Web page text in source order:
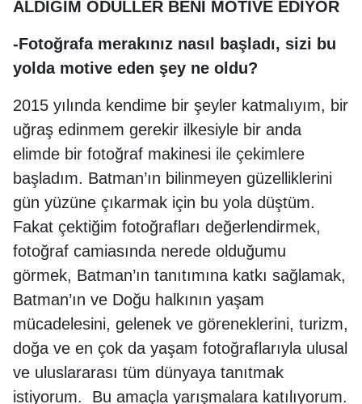
ALDIĞIM ÖDÜLLER BENİ MOTİVE EDİYOR
-Fotoğrafa merakınız nasıl başladı, sizi bu
yolda motive eden şey ne oldu?
2015 yılında kendime bir şeyler katmalıyım, bir
uğraş edinmem gerekir ilkesiyle bir anda
elimde bir fotoğraf makinesi ile çekimlere
başladım. Batman’ın bilinmeyen güzelliklerini
gün yüzüne çıkarmak için bu yola düştüm.
Fakat çektiğim fotoğrafları değerlendirmek,
fotoğraf camiasında nerede olduğumu
görmek, Batman’ın tanıtımına katkı sağlamak,
Batman’ın ve Doğu halkının yaşam
mücadelesini, gelenek ve göreneklerini, turizm,
doğa ve en çok da yaşam fotoğraflarıyla ulusal
ve uluslararası tüm dünyaya tanıtmak
istiyorum. Bu amaçla yarışmalara katılıyorum.